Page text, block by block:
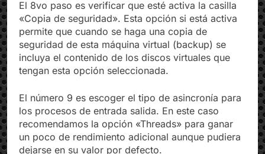
El 8vo paso es verificar que esté activa la casilla
«Copia de seguridad». Esta opción si está activa
permite que cuando se haga una copia de
seguridad de esta máquina virtual (backup) se
incluya el contenido de los discos virtuales que
El número 9 es escoger el tipo de asincronía para
los procesos de entrada salida. En este caso
recomendamos la opción «Threads» para ganar
un poco de rendimiento adicional aunque pudiera